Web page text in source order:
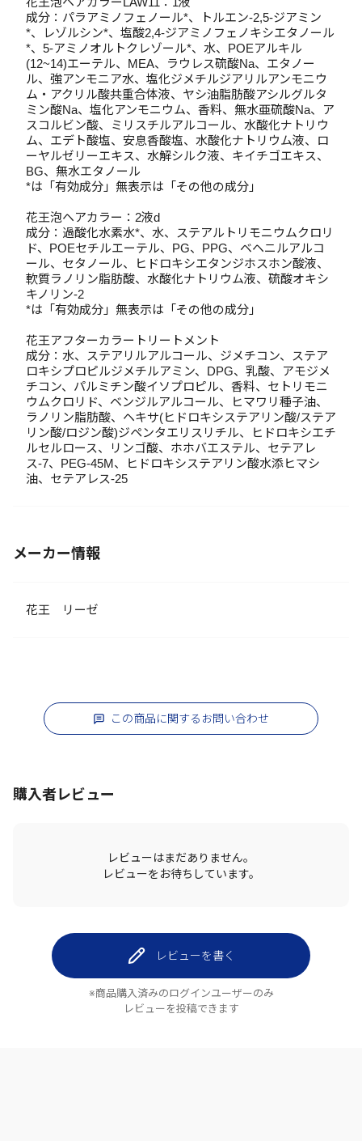
成分：パラアミノフェノール*、トルエン-2,5-ジアミン
*、レゾルシン*、塩酸2,4-ジアミノフェノキシエタノール
*、5-アミノオルトクレゾール*、水、POEアルキル
(12~14)エーテル、MEA、ラウレス硫酸Na、エタノー
ル、強アンモニア水、塩化ジメチルジアリルアンモニウ
ム・アクリル酸共重合体液、ヤシ油脂肪酸アシルグルタ
ミン酸Na、塩化アンモニウム、香料、無水亜硫酸Na、ア
スコルビン酸、ミリスチルアルコール、水酸化ナトリウ
ム、エデト酸塩、安息香酸塩、水酸化ナトリウム液、ロ
ーヤルゼリーエキス、水解シルク液、キイチゴエキス、
BG、無水エタノール
*は「有効成分」無表示は「その他の成分」
花王泡ヘアカラー：2液d
成分：過酸化水素水*、水、ステアルトリモニウムクロリ
ド、POEセチルエーテル、PG、PPG、ベヘニルアルコ
ール、セタノール、ヒドロキシエタンジホスホン酸液、
軟質ラノリン脂肪酸、水酸化ナトリウム液、硫酸オキシ
キノリン-2
*は「有効成分」無表示は「その他の成分」
花王アフターカラートリートメント
成分：水、ステアリルアルコール、ジメチコン、ステア
ロキシプロピルジメチルアミン、DPG、乳酸、アモジメ
チコン、パルミチン酸イソプロピル、香料、セトリモニ
ウムクロリド、ベンジルアルコール、ヒマワリ種子油、
ラノリン脂肪酸、ヘキサ(ヒドロキシステアリン酸/ステア
リン酸/ロジン酸)ジペンタエリスリチル、ヒドロキシエチ
ルセルロース、リンゴ酸、ホホバエステル、セテアレ
ス-7、PEG-45M、ヒドロキシステアリン酸水添ヒマシ
油、セテアレス-25
メーカー情報
花王 リーゼ
この商品に関するお問い合わせ
購入者レビュー
レビューはまだありません。
レビューをお待ちしています。
レビューを書く
※商品購入済みのログインユーザーのみ
レビューを投稿できます